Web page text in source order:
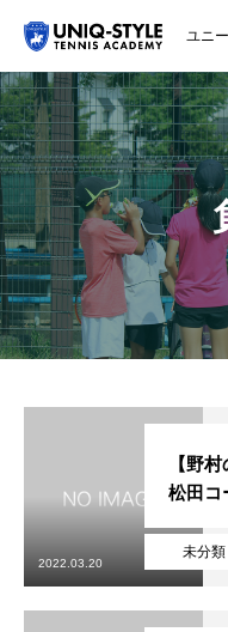
ユニ
初めての方
システム・クラス・料
スクール紹介・コーチ
大会・イベント
ブログ
会員専用ページ
システム・ク
未分類
【野
松田コ
2022.03.20